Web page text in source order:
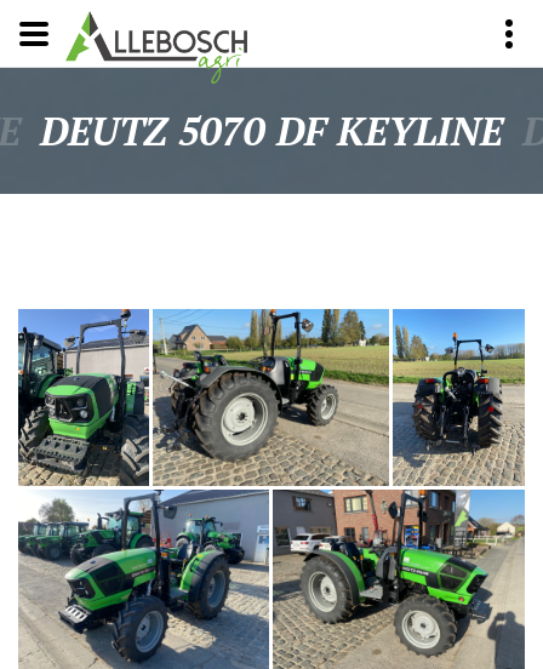
DEUTZ 5070 DF KEYLINE